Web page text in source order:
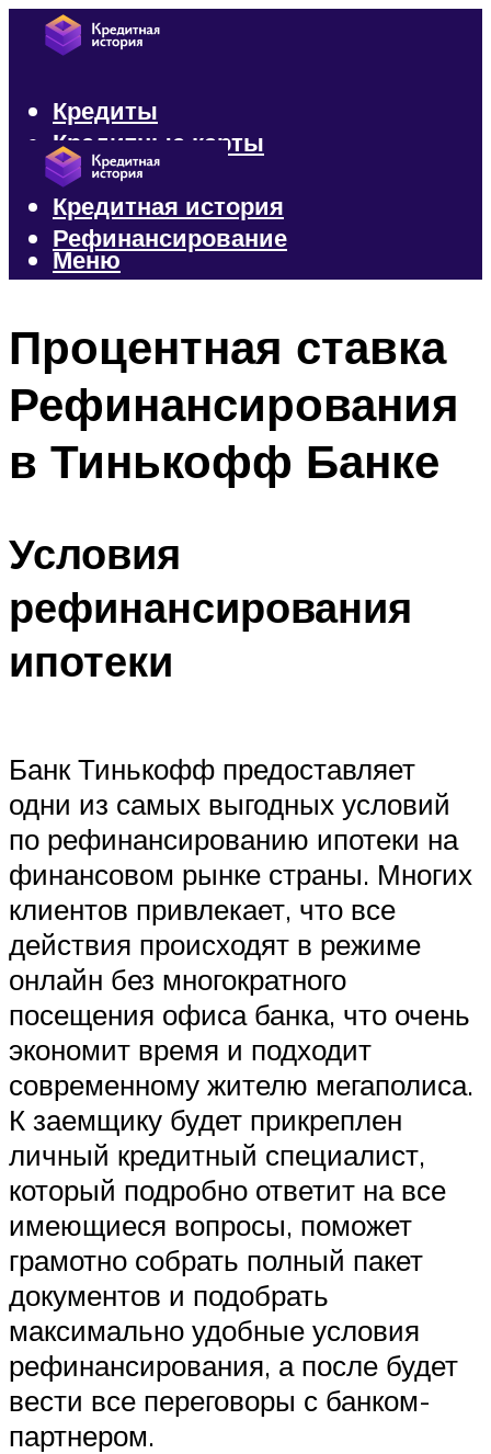
Кредиты
Кредитные карты
Микрозаймы
Кредитная история
Рефинансирование
Меню
Процентная ставка
Рефинансирования
в Тинькофф Банке
Условия
рефинансирования
ипотеки
Банк Тинькофф предоставляет
одни из самых выгодных условий
по рефинансированию ипотеки на
финансовом рынке страны. Многих
клиентов привлекает, что все
действия происходят в режиме
онлайн без многократного
посещения офиса банка, что очень
экономит время и подходит
современному жителю мегаполиса.
К заемщику будет прикреплен
личный кредитный специалист,
который подробно ответит на все
имеющиеся вопросы, поможет
грамотно собрать полный пакет
документов и подобрать
максимально удобные условия
рефинансирования, а после будет
вести все переговоры с банком-
партнером.